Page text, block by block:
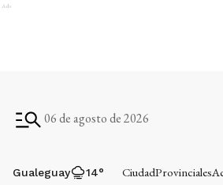
Ads
06 de agosto de 2026
Gualeguay 14° CiudadProvinciales